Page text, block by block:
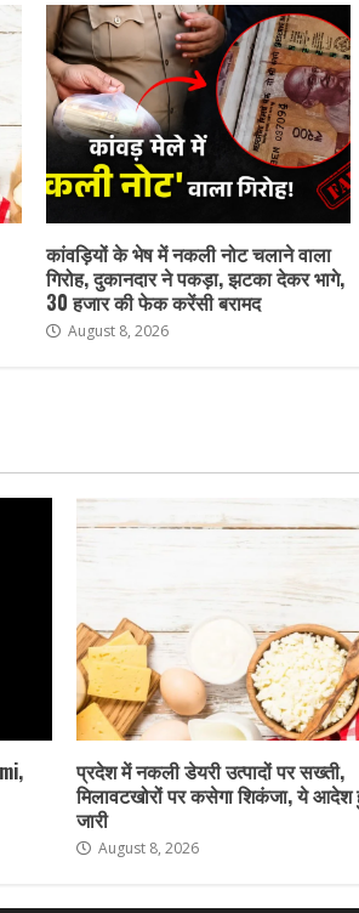
कांवड़ियों के भेष में नकली नोट चलाने वाला
गिरोह, दुकानदार ने पकड़ा, झटका देकर भागे,
30 हजार की फेक करेंसी बरामद
August 8, 2026
प्रदेश में नकली डेयरी उत्पादों पर सख्ती,
मिलावटखोरों पर कसेगा शिकंजा, ये
जारी
August 8, 2026